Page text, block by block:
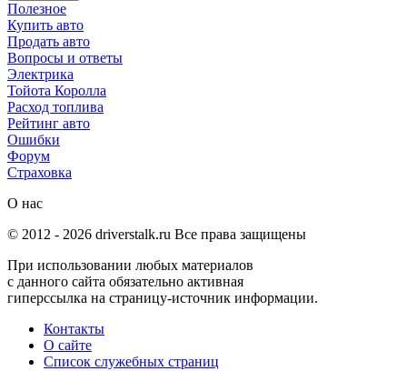
Полезное
Купить авто
Продать авто
Вопросы и ответы
Электрика
Тойота Королла
Расход топлива
Рейтинг авто
Ошибки
Форум
Страховка
О нас
© 2012 - 2026 driverstalk.ru Все права защищены
При использовании любых материалов
с данного сайта обязательно активная
гиперссылка на страницу-источник информации.
Контакты
О сайте
Список служебных страниц